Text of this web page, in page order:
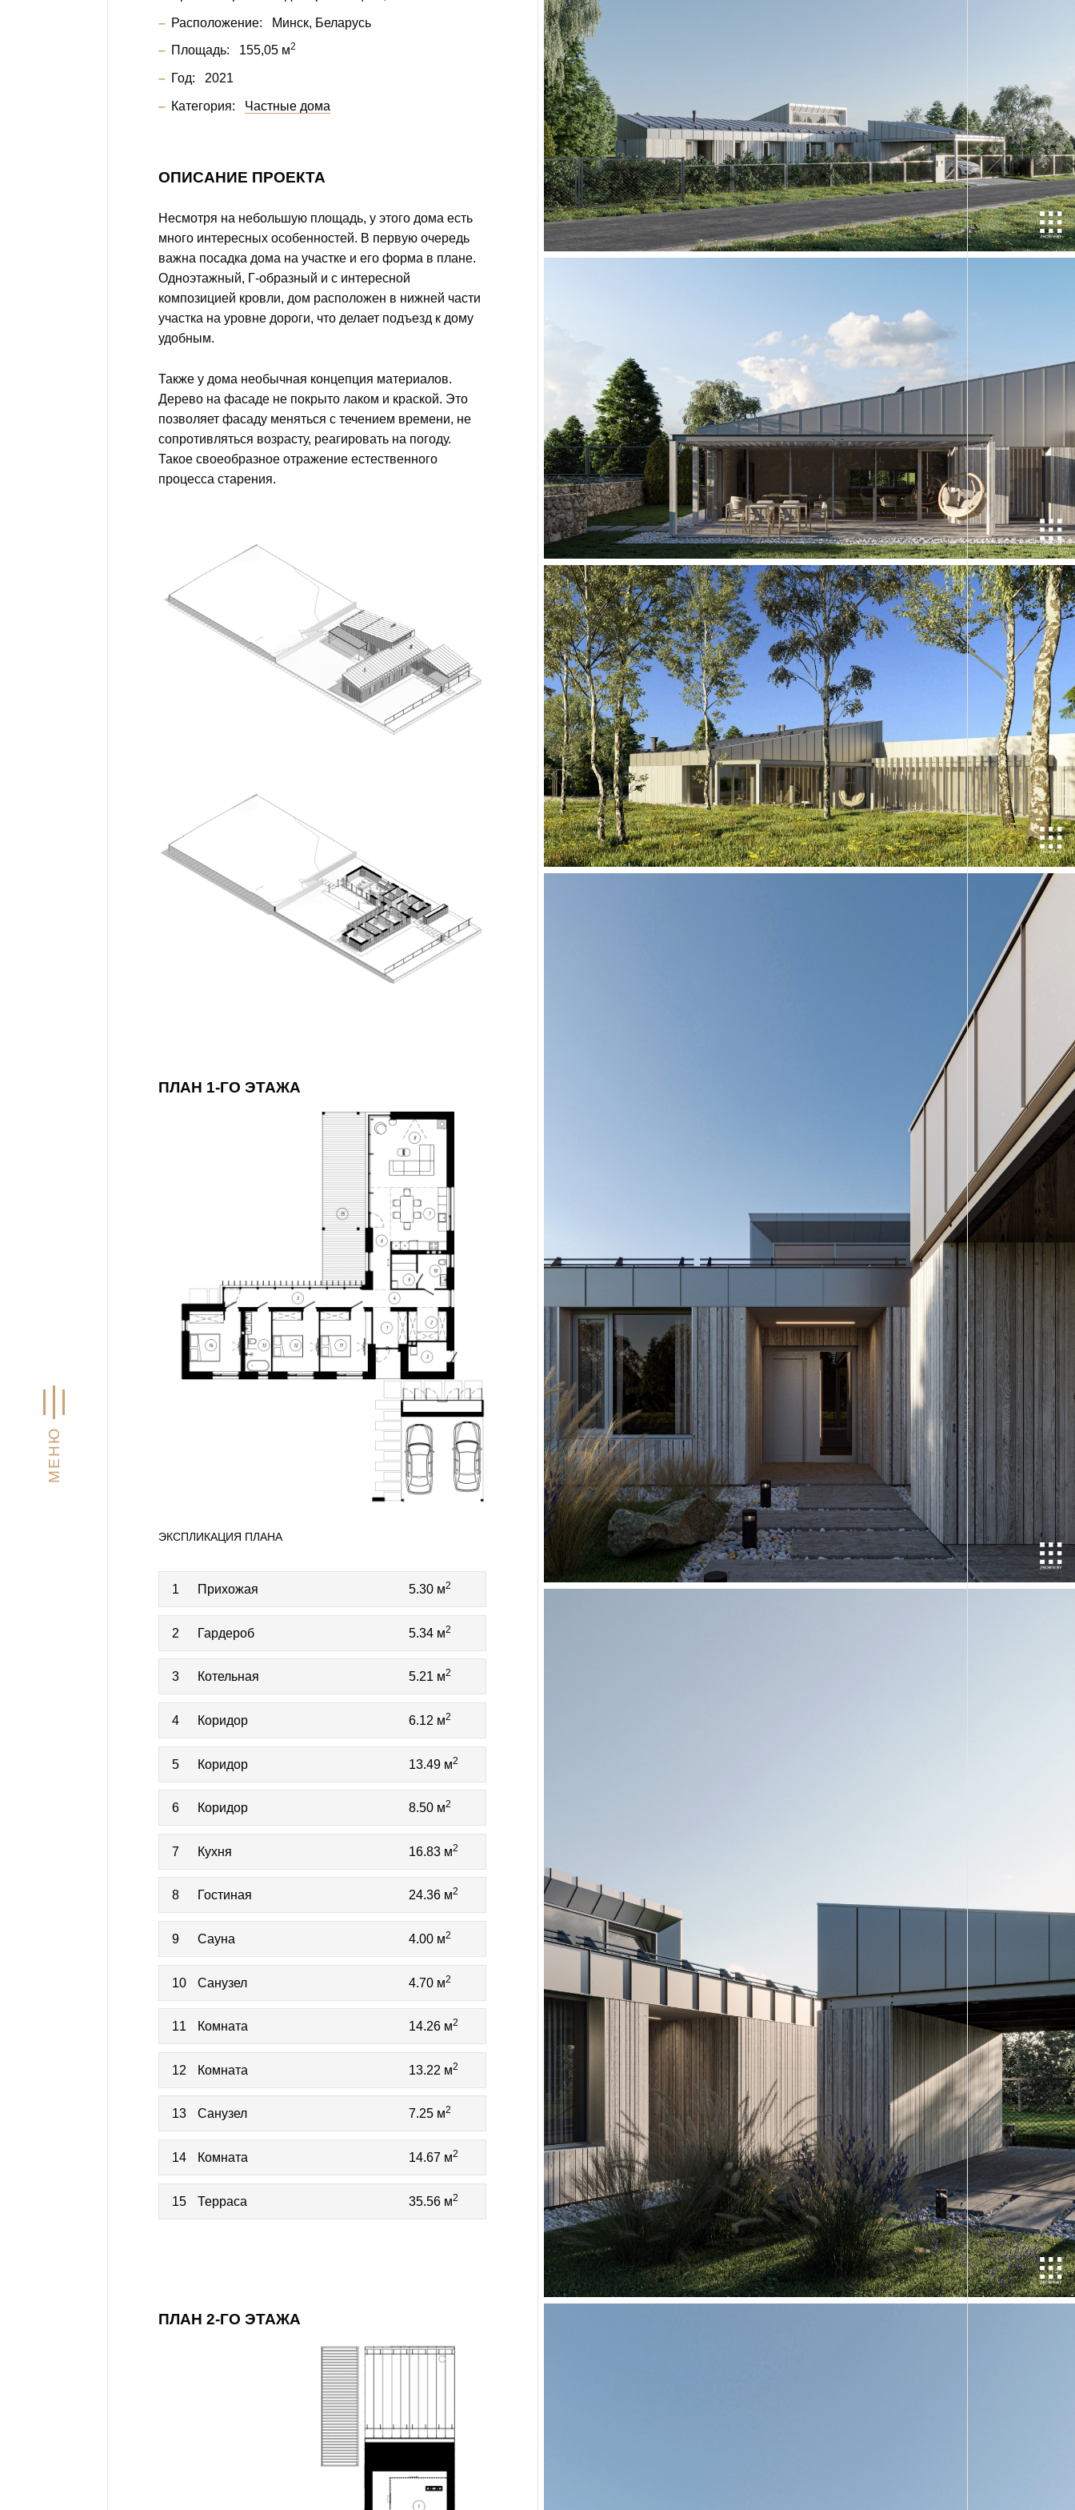
МЕНЮ
Расположение: Минск, Беларусь
Площадь: 155,05 м2
Год: 2021
Категория: Частные дома
ОПИСАНИЕ ПРОЕКТА
Несмотря на небольшую площадь, у этого дома есть
много интересных особенностей. В первую очередь
важна посадка дома на участке и его форма в плане.
Одноэтажный, Г-образный и с интересной
композицией кровли, дом расположен в нижней части
участка на уровне дороги, что делает подъезд к дому
удобным.
Также у дома необычная концепция материалов.
Дерево на фасаде не покрыто лаком и краской. Это
позволяет фасаду меняться с течением времени, не
сопротивляться возрасту, реагировать на погоду.
Такое своеобразное отражение естественного
процесса старения.
ПЛАН 1-ГО ЭТАЖА
ЭКСПЛИКАЦИЯ ПЛАНА
1 Прихожая 5.30 м2
2 Гардероб 5.34 м2
3 Котельная 5.21 м2
4 Коридор 6.12 м2
5 Коридор 13.49 м2
6 Коридор 8.50 м2
7 Кухня 16.83 м2
8 Гостиная 24.36 м2
9 Сауна 4.00 м2
10 Санузел 4.70 м2
11 Комната 14.26 м2
12 Комната 13.22 м2
13 Санузел 7.25 м2
14 Комната 14.67 м2
15 Терраса 35.56 м2
ПЛАН 2-ГО ЭТАЖА